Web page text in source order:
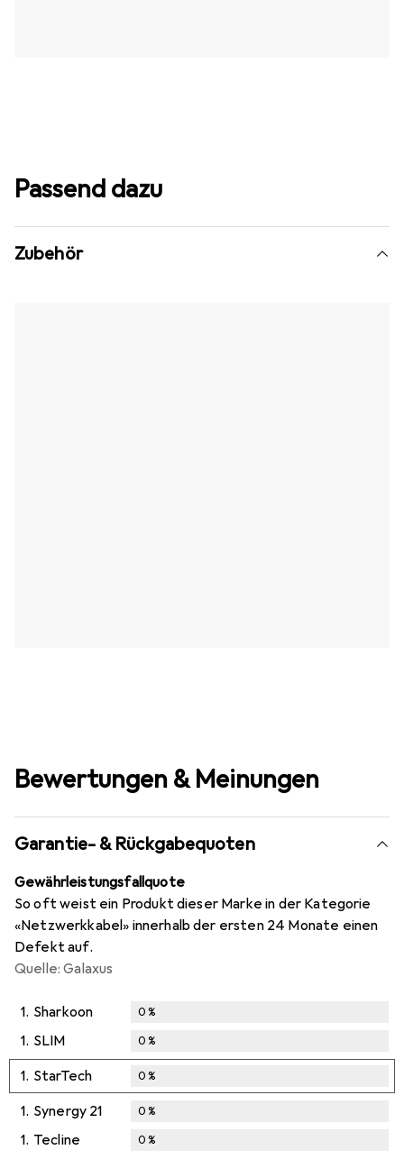
Passend dazu
Zubehör
Bewertungen & Meinungen
Garantie- & Rückgabequoten
Gewährleistungsfallquote
So oft weist ein Produkt dieser Marke in der Kategorie
«Netzwerkkabel» innerhalb der ersten 24 Monate einen
Defekt auf.
Quelle: Galaxus
1. Sharkoon 0%
1. SLIM 0%
1. StarTech 0%
1. Synergy 21 0%
1. Tecline 0%